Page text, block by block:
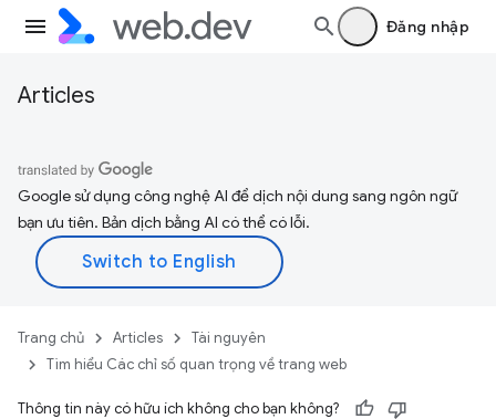
Đăng nhập
Articles
Google sử dụng công nghệ AI để dịch nội dung sang ngôn ngữ
bạn ưu tiên. Bản dịch bằng AI có thể có lỗi.
Trang chủ Articles
Tài nguyên
Tìm hiểu Các chỉ số quan trọng về trang web
Thông tin này có hữu ích không cho bạn không?